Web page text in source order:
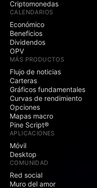
Criptomonedas
CALENDARIOS
Económico
Beneficios
Dividendos
OPV
MÁS PRODUCTOS
Flujo de noticias
Carteras
Gráficos fundamentales
Curvas de rendimiento
Opciones
Mapas macro
Pine Script®
APLICACIONES
Móvil
Desktop
COMUNIDAD
Red social
Muro del amor